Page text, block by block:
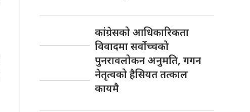
कांग्रेसको आधिकारिकता
विवादमा सर्वोच्चको
पुनरावलोकन अनुमति, गगन
नेतृत्वको हैसियत तत्काल
कायमै